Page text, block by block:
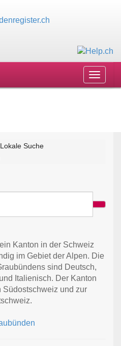
Toggle
Lokale Suche
Kanton in der Schweiz
im Gebiet der Alpen. Die
sind Deutsch,
Italienisch. Der Kanton
Südostschweiz und zur